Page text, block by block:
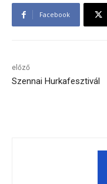
Facebook
előző
Szennai Hurkafesztivál